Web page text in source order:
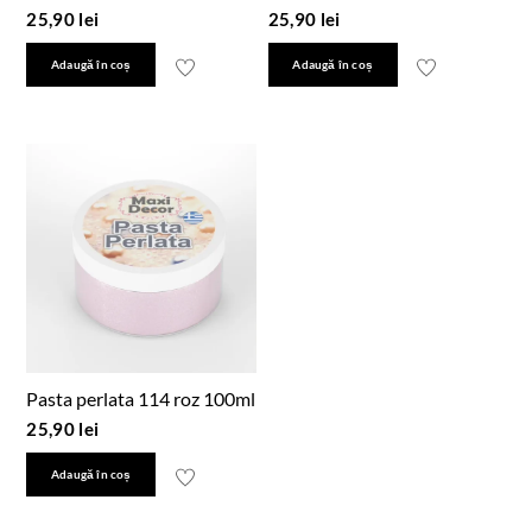
25,90 lei
Adaugă în coș
25,90 lei
Adaugă în coș
Pasta perlata 114 roz 100ml
25,90 lei
Adaugă în coș